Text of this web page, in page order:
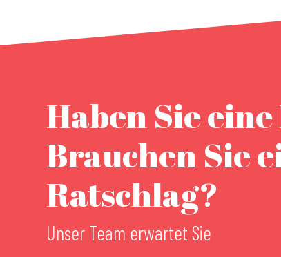
Haben Sie
Brauchen Sie
Ratschlag?
Unser Team erwartet Sie